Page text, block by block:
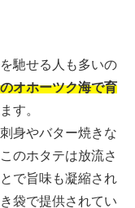
馳せる人も多いの
オホーツク海で育
す。
身やバター焼きな
のホタテは放流さ
で旨味も凝縮され
袋で提供されてい